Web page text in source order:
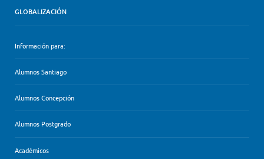
GLOBALIZACIÓN
Información para:
Alumnos Santiago
Alumnos Concepción
Alumnos Postgrado
Académicos